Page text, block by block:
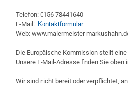
Telefon: 0156 78441640
E-Mail: Kontaktformular
Web: www.malermeister-
Die Europäische Kommission stellt
Unsere E-Mail-Adresse finden Sie oben
Wir sind nicht bereit oder verpflichtet,